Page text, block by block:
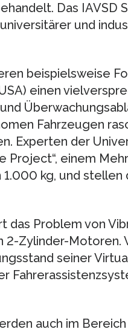
Das IAVSD
und
beispielsweise
einen
Fahrzeugen
Experten der
Project“, einem
kg, und stellen
das Problem von
2-Zylinder-
seiner
auch im Bereich